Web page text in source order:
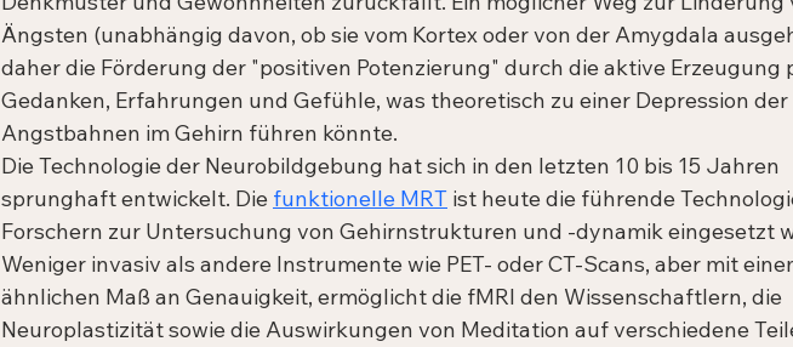
Ängsten (unabhängig davon, ob sie vom Kortex oder von der Amygdala
daher die Förderung der "positiven Potenzierung" durch die aktive Erzeugung
Gedanken, Erfahrungen und Gefühle, was theoretisch zu einer Depression der
Angstbahnen im Gehirn führen könnte.
Die Technologie der Neurobildgebung hat sich in den letzten 10 bis 15 Jahren
sprunghaft entwickelt. Die funktionelle MRT ist heute die führende
Forschern zur Untersuchung von Gehirnstrukturen und -dynamik eingesetzt
Weniger invasiv als andere Instrumente wie PET- oder CT-Scans, aber mit
ähnlichen Maß an Genauigkeit, ermöglicht die fMRI den Wissenschaftlern, die
Neuroplastizität sowie die Auswirkungen von Meditation auf verschiedene